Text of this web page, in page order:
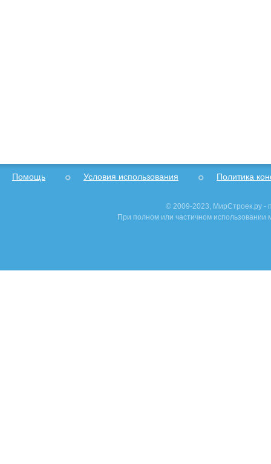
Помощь Условия использования Политика
© 2009-2023, МирСтроек.ру -
При полном или частичном использовании